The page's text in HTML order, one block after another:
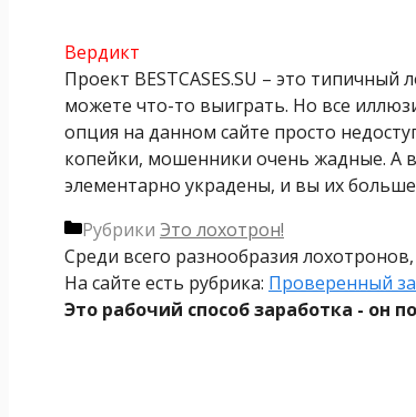
Вердикт
Проект BESTCASES.SU – это
можете что-то выиграть. Но все
опция на данном сайте просто
копейки, мошенники очень жадные. А
элементарно украдены, и вы их
Рубрики Это лохотрон!
Среди всего разнообразия
На сайте есть рубрика: Проверенный
Это рабочий способ заработка - он